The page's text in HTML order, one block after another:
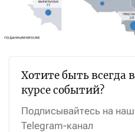
Хотите быть всегда в
курсе событий?
Подписывайтесь на наш
Telegram-канал